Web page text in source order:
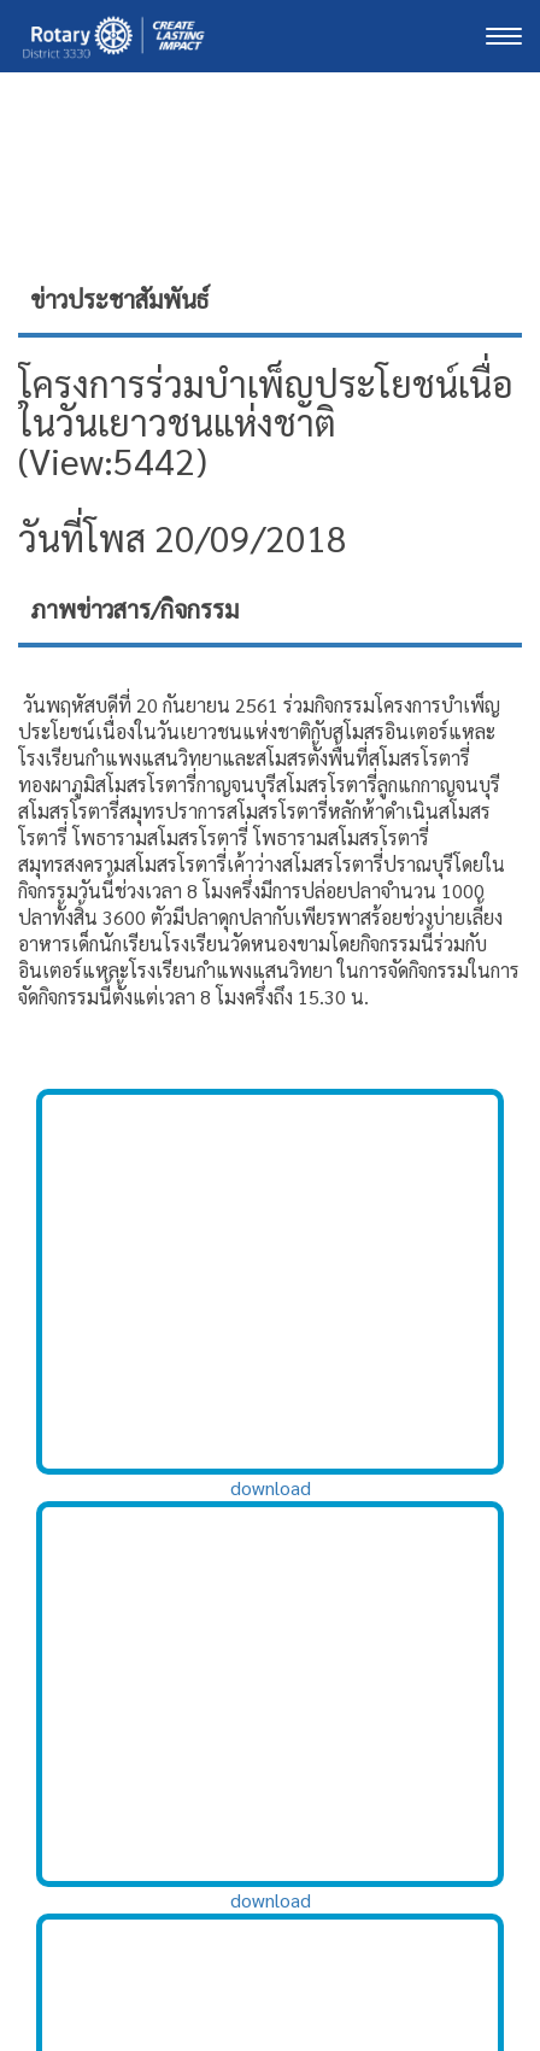
ข่าวประชาสัมพันธ์
โครงการร่วมบำเพ็ญประโยชน์เนื่อ
ในวันเยาวชนแห่งชาติ
(View:5442)
วันที่โพส 20/09/2018
ภาพข่าวสาร/กิจกรรม
วันพฤหัสบดีที่ 20 กันยายน 2561 ร่วมกิจกรรมโครงการบำเพ็ญ
ประโยชน์เนื่องในวันเยาวชนแห่งชาติกับสโมสรอินเตอร์แหละ
โรงเรียนกำแพงแสนวิทยาและสโมสรตั้งพื้นที่สโมสรโรตารี่
ทองผาภูมิสโมสรโรตารี่กาญจนบุรีสโมสรโรตารี่ลูกแกกาญจนบุรี
สโมสรโรตารี่สมุทรปราการสโมสรโรตารี่หลักห้าดำเนินสโมสร
โรตารี่ โพธารามสโมสรโรตารี่ โพธารามสโมสรโรตารี่
สมุทรสงครามสโมสรโรตารี่เค้าว่างสโมสรโรตารี่ปราณบุรีโดยใน
กิจกรรมวันนี้ช่วงเวลา 8 โมงครึ่งมีการปล่อยปลาจำนวน 1000
ปลาทั้งสิ้น 3600 ตัวมีปลาดุกปลากับเพียรพาสร้อยช่วงบ่ายเลี้ยง
อาหารเด็กนักเรียนโรงเรียนวัดหนองขามโดยกิจกรรมนี้ร่วมกับ
อินเตอร์แหละโรงเรียนกำแพงแสนวิทยา ในการจัดกิจกรรมในการ
จัดกิจกรรมนี้ตั้งแต่เวลา 8 โมงครึ่งถึง 15.30 น.
download
download